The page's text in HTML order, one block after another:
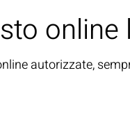
autorizzate,